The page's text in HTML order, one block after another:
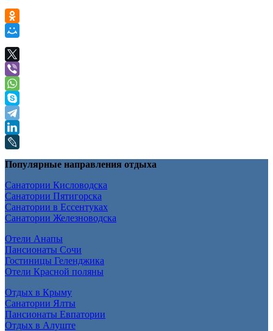
Популярные направления отдыха
Санатории Кисловодска
Санатории Пятигорска
Санатории в Ессентуках
Санатории Железноводска
Отели Анапы
Пансионаты Сочи
Гостиницы Геленджика
Отели Красной поляны
Отдых в Крыму
Санатории Ялты
Пансионаты Евпатории
Отдых в Алуште